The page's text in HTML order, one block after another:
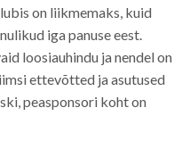
on liikmemaks, kuid
iga panuse eest.
loosiauhindu ja nendel on
ettevõtted ja asutused
peasponsori koht on